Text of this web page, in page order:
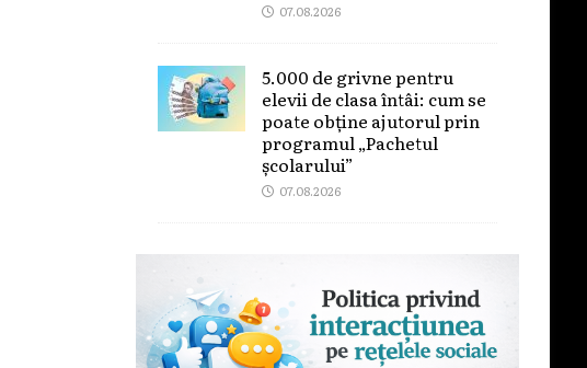
07.08.2026
5.000 de grivne pentru
elevii de clasa întâi: cum se
poate obține ajutorul prin
programul „Pachetul
școlarului”
07.08.2026